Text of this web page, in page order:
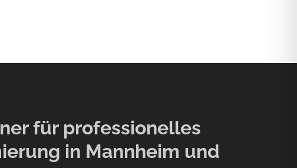
für professionelles
in Mannheim und